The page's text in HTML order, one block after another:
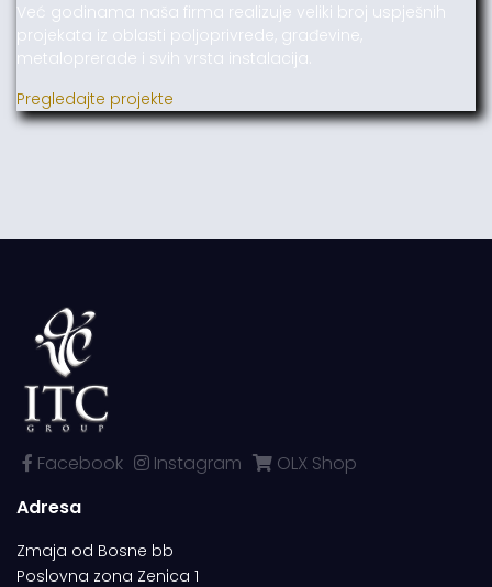
Već godinama naša firma realizuje veliki broj uspješnih
projekata iz oblasti poljoprivrede, građevine,
metaloprerade i svih vrsta instalacija.
Pregledajte projekte
Facebook Instagram
OLX Shop
Adresa
Zmaja od Bosne bb
Poslovna zona Zenica 1